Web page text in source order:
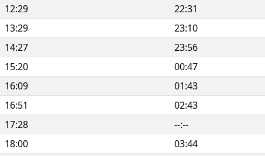
12:29 22:31
13:29 23:10
14:27 23:56
15:20 00:47
16:09 01:43
16:51 02:43
17:28 --:--
18:00 03:44